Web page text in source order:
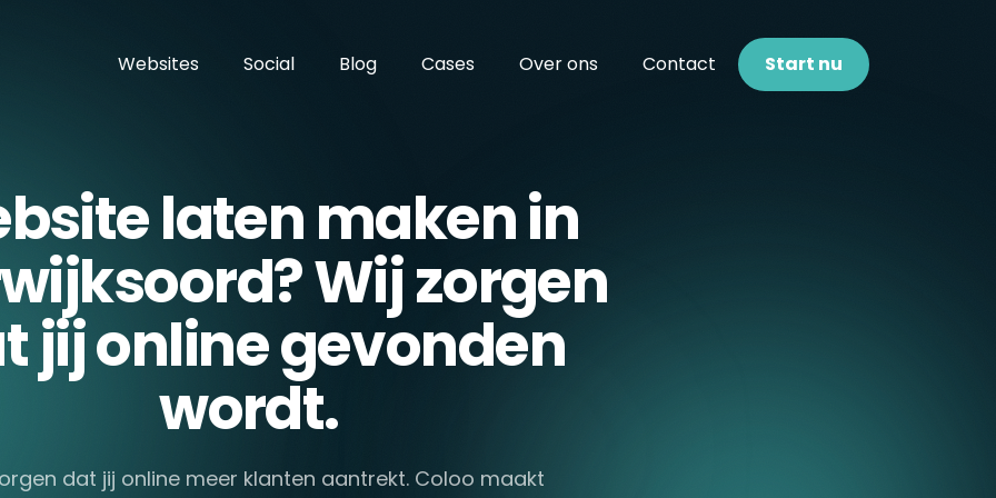
Websites
Social Blog Cases Over ons Contact Start nu
laten maken in
Wij zorgen
jij online gevonden
wordt.
dat jij online meer klanten aantrekt. Coloo maakt